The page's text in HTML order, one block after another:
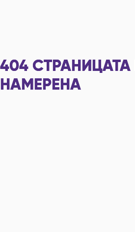
404 СТРАНИЦАТА
НАМЕРЕНА